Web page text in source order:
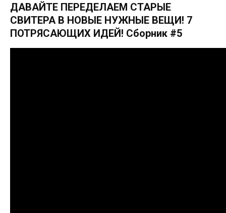
ДАВАЙТЕ ПЕРЕДЕЛАЕМ СТАРЫЕ
СВИТЕРА В НОВЫЕ НУЖНЫЕ ВЕЩИ! 7
ПОТРЯСАЮЩИХ ИДЕЙ! Сборник #5